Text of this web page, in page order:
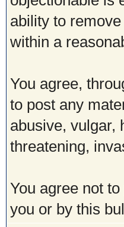
ability to
within a
You agree,
to post any
abusive, vulgar,
threatening,
You agree not
you or by this